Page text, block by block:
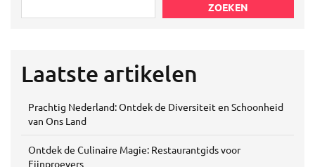
ZOEKEN
Laatste artikelen
Prachtig Nederland: Ontdek de Diversiteit en Schoonheid
van Ons Land
Ontdek de Culinaire Magie: Restaurantgids voor
Fijnproevers